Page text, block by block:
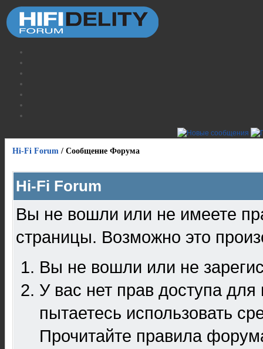
Hi-Fi Forum / Сообщение Форума
Hi-Fi Forum
Вы не вошли или не имеете
страницы. Возможно это
Вы не вошли или не
У вас нет прав доступа
пытаетесь использовать
Прочитайте правила